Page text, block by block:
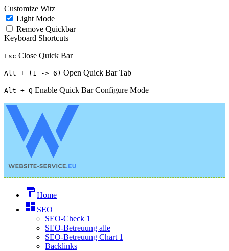
Customize Witz
Light Mode
Remove Quickbar
Keyboard Shortcuts
Esc Close Quick Bar
Alt + (1 -> 6) Open Quick Bar Tab
Alt + Q Enable Quick Bar Configure Mode
format_paintHome
dashboard SEO
SEO-Check 1
SEO-Betreuung alle
SEO-Betreuung Chart 1
Backlinks